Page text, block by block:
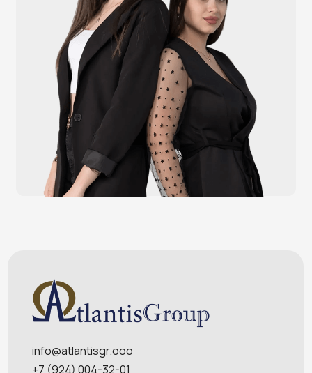
О компании
Оплата и доставка
Контакты
Политика конфидециальности
Обращаем Ваше внимание на то, что данный интернет-сайт носит
исключительно информационный характер и ни при каких условиях
информационные материалы и цены, размещенные на сайте, не являются
публичной офертой, определяемой положениями Статей 435 и 437
Гражданского кодекса РФ. Ваш заказ, включая стоимость и наличие товара,
будет подтвержден нашим менеджером посредством телефонного звонка на
номер, указанный Вами при заказе.